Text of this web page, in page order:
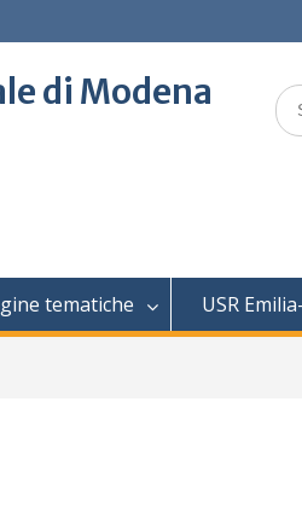
di Modena
for:
tematiche USR